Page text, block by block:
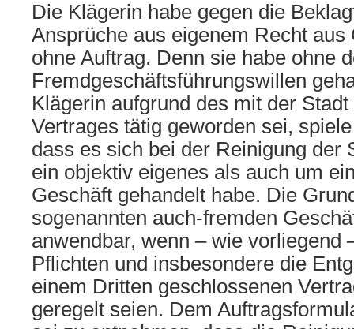
Die Klägerin habe gegen die
Ansprüche aus eigenem Recht aus
ohne Auftrag. Denn sie habe ohne
Fremdgeschäftsführungswillen
Klägerin aufgrund des mit der
Vertrages tätig geworden sei,
dass es sich bei der Reinigung der
ein objektiv eigenes als auch um
Geschäft gehandelt habe. Die
sogenannten auch-fremden
anwendbar, wenn – wie vorliegend
Pflichten und insbesondere die
einem Dritten geschlossenen
geregelt seien. Dem